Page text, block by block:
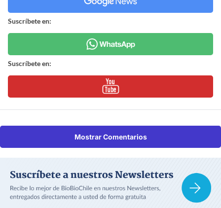
Suscríbete en:
Suscríbete en:
Mostrar Comentarios